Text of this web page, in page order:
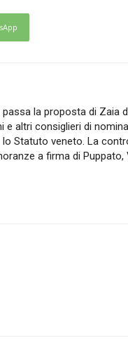
passa la proposta di Zaia
e altri consiglieri di
lo Statuto veneto. La
a firma di Puppato,